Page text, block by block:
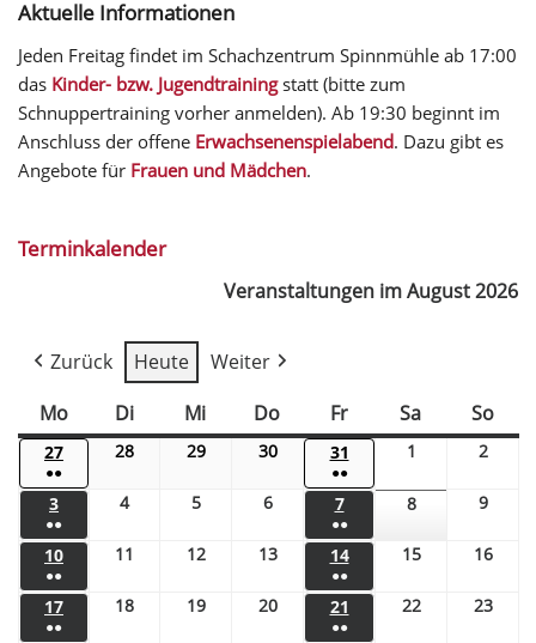
Aktuelle Informationen
Jeden Freitag findet im Schachzentrum Spinnmühle ab 17:00
das Kinder- bzw. Jugendtrainingstatt (bitte zum
Schnuppertraining vorher anmelden). Ab 19:30 beginnt im
Anschluss der offene Erwachsenenspielabend. Dazu gibt es
Angebote für Frauen und Mädchen.
Terminkalender
Veranstaltungen im August 2026
Zurück Heute
Weiter
Mo
Di Mi Do Fr Sa So
27
●●
28 29 30 31
●●
1 2
3
●●
4 5 6 7
●●
8 9
10
●●
11 12 13 14
●●
15 16
17
●●
18 19 20 21
●●
22 23